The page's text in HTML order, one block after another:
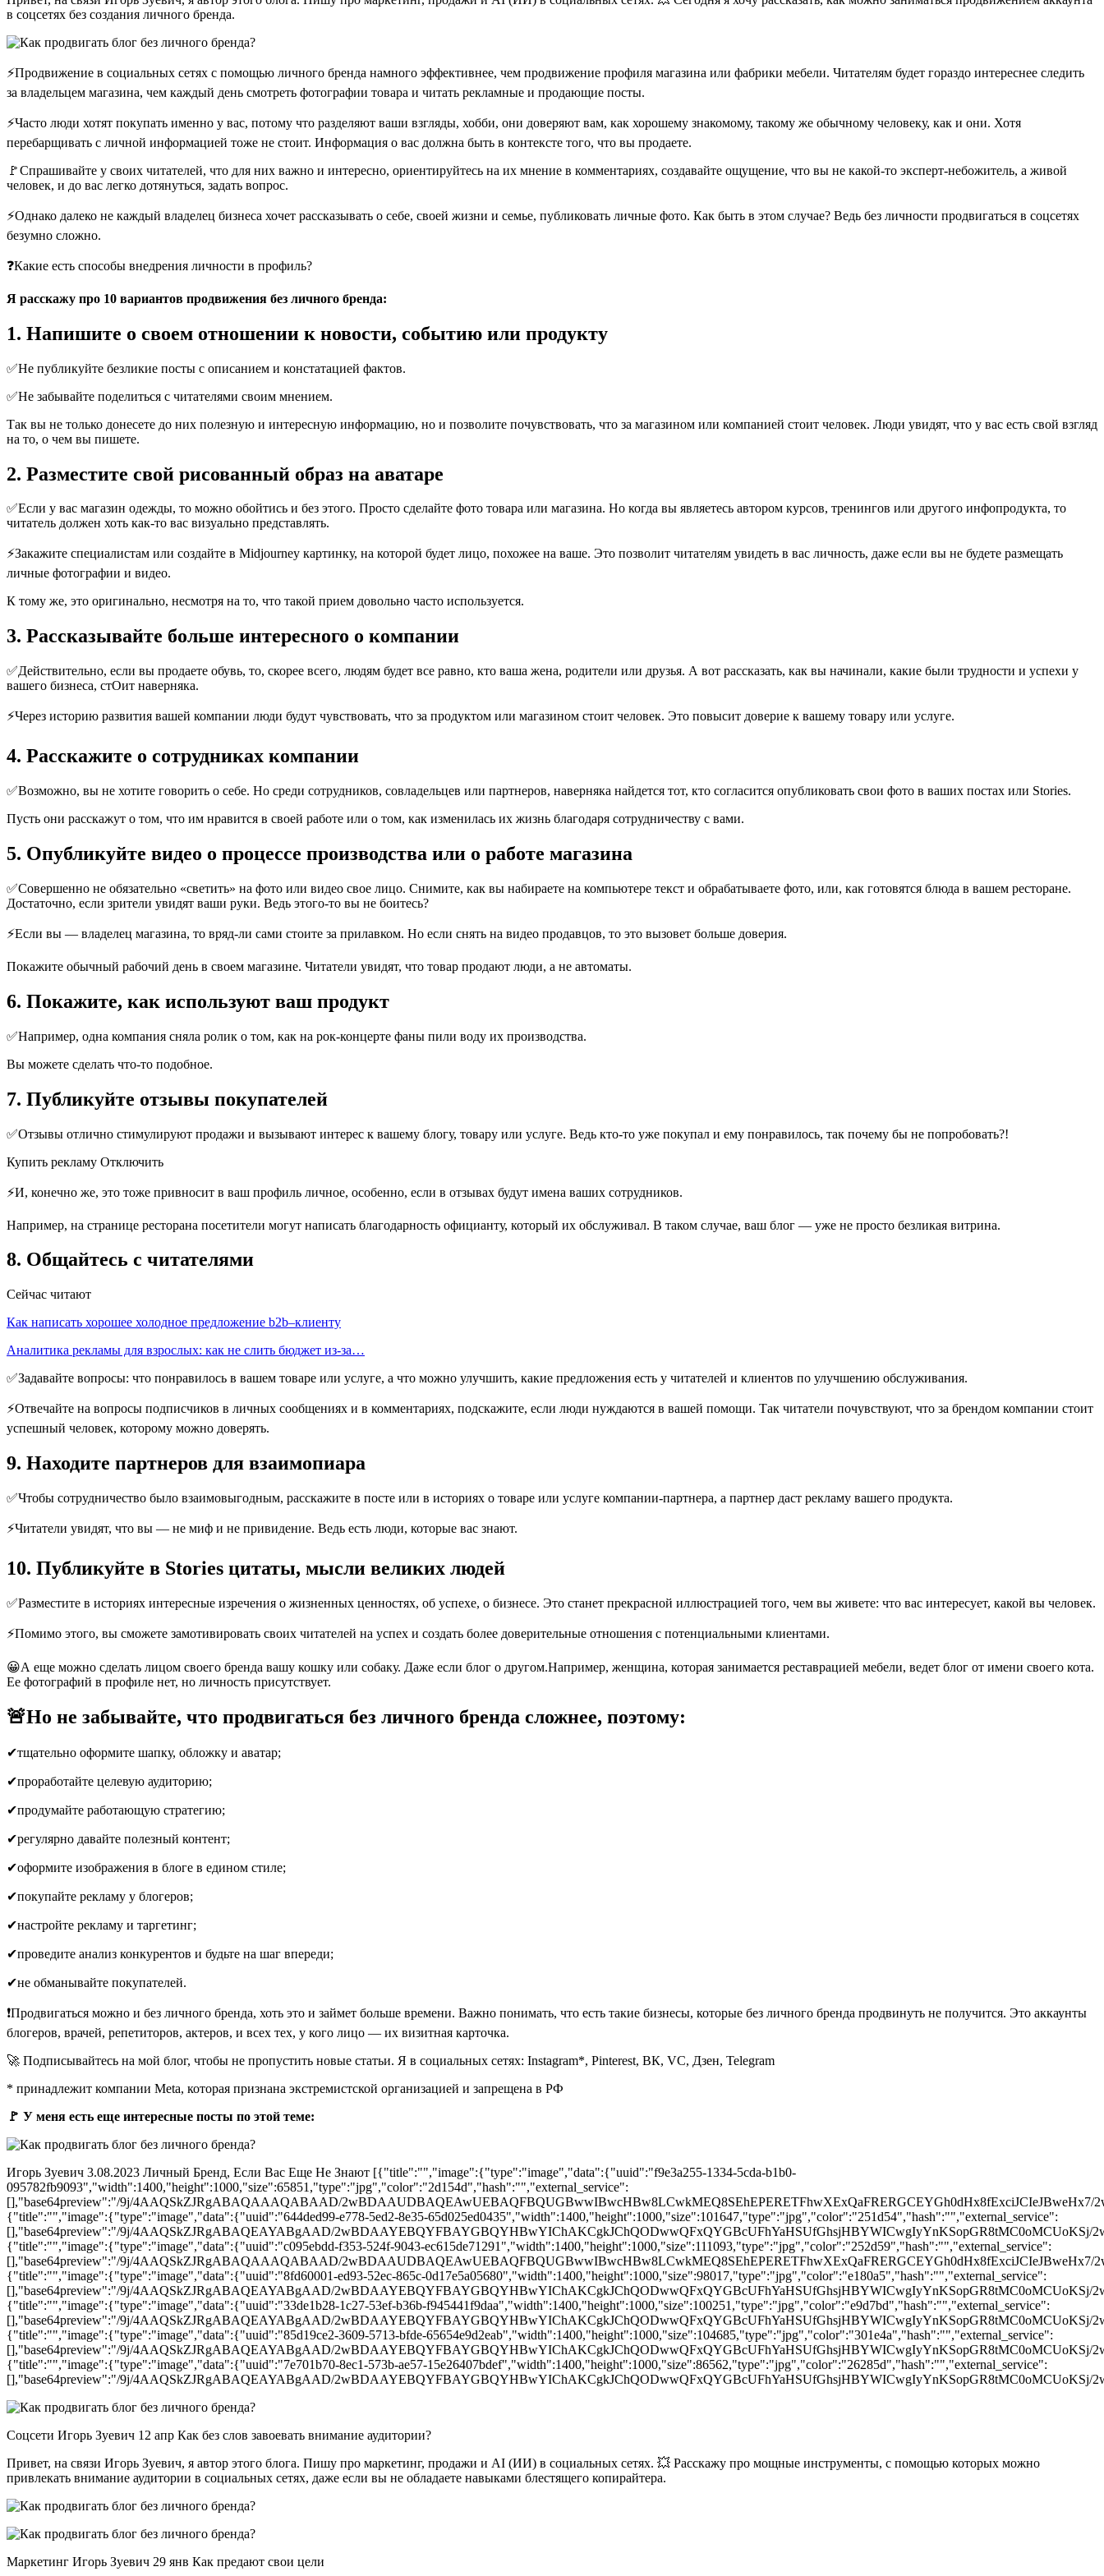
в соцсетях без создания личного бренда.
⚡Продвижение в социальных сетях с помощью личного бренда намного эффективнее, чем продвижение профиля магазина или фабрики мебели. Читателям будет гораздо интереснее следить
за владельцем магазина, чем каждый день смотреть фотографии товара и читать рекламные и продающие посты.
⚡Часто люди хотят покупать именно у вас, потому что разделяют ваши взгляды, хобби, они доверяют вам, как хорошему знакомому, такому же обычному человеку, как и они. Хотя
перебарщивать с личной информацией тоже не стоит. Информация о вас должна быть в контексте того, что вы продаете.
🚩Спрашивайте у своих читателей, что для них важно и интересно, ориентируйтесь на их мнение в комментариях, создавайте ощущение, что вы не какой-то эксперт-небожитель, а живой
человек, и до вас легко дотянуться, задать вопрос.
⚡Однако далеко не каждый владелец бизнеса хочет рассказывать о себе, своей жизни и семье, публиковать личные фото. Как быть в этом случае? Ведь без личности продвигаться в соцсетях
безумно сложно.
❓Какие есть способы внедрения личности в профиль?
Я расскажу про 10 вариантов продвижения без личного бренда:
1. Напишите о своем отношении к новости, событию или продукту
✅Не публикуйте безликие посты с описанием и констатацией фактов.
✅Не забывайте поделиться с читателями своим мнением.
Так вы не только донесете до них полезную и интересную информацию, но и позволите почувствовать, что за магазином или компанией стоит человек. Люди увидят, что у вас есть свой взгляд
на то, о чем вы пишете.
2. Разместите свой рисованный образ на аватаре
✅Если у вас магазин одежды, то можно обойтись и без этого. Просто сделайте фото товара или магазина. Но когда вы являетесь автором курсов, тренингов или другого инфопродукта, то
читатель должен хоть как-то вас визуально представлять.
⚡Закажите специалистам или создайте в Midjourney картинку, на которой будет лицо, похожее на ваше. Это позволит читателям увидеть в вас личность, даже если вы не будете размещать
личные фотографии и видео.
К тому же, это оригинально, несмотря на то, что такой прием довольно часто используется.
3. Рассказывайте больше интересного о компании
✅Действительно, если вы продаете обувь, то, скорее всего, людям будет все равно, кто ваша жена, родители или друзья. А вот рассказать, как вы начинали, какие были трудности и успехи у
вашего бизнеса, стОит наверняка.
⚡Через историю развития вашей компании люди будут чувствовать, что за продуктом или магазином стоит человек. Это повысит доверие к вашему товару или услуге.
4. Расскажите о сотрудниках компании
✅Возможно, вы не хотите говорить о себе. Но среди сотрудников, совладельцев или партнеров, наверняка найдется тот, кто согласится опубликовать свои фото в ваших постах или Stories.
Пусть они расскажут о том, что им нравится в своей работе или о том, как изменилась их жизнь благодаря сотрудничеству с вами.
5. Опубликуйте видео о процессе производства или о работе магазина
✅Совершенно не обязательно «светить» на фото или видео свое лицо. Снимите, как вы набираете на компьютере текст и обрабатываете фото, или, как готовятся блюда в вашем ресторане.
Достаточно, если зрители увидят ваши руки. Ведь этого-то вы не боитесь?
⚡Если вы — владелец магазина, то вряд-ли сами стоите за прилавком. Но если снять на видео продавцов, то это вызовет больше доверия.
Покажите обычный рабочий день в своем магазине. Читатели увидят, что товар продают люди, а не автоматы.
6. Покажите, как используют ваш продукт
✅Например, одна компания сняла ролик о том, как на рок-концерте фаны пили воду их производства.
Вы можете сделать что-то подобное.
7. Публикуйте отзывы покупателей
✅Отзывы отлично стимулируют продажи и вызывают интерес к вашему блогу, товару или услуге. Ведь кто-то уже покупал и ему понравилось, так почему бы не попробовать?!
Купить рекламу Отключить
⚡И, конечно же, это тоже привносит в ваш профиль личное, особенно, если в отзывах будут имена ваших сотрудников.
Например, на странице ресторана посетители могут написать благодарность официанту, который их обслуживал. В таком случае, ваш блог — уже не просто безликая витрина.
8. Общайтесь с читателями
Сейчас читают
Как написать хорошее холодное предложение b2b–клиенту
Аналитика рекламы для взрослых: как не слить бюджет из-за…
✅Задавайте вопросы: что понравилось в вашем товаре или услуге, а что можно улучшить, какие предложения есть у читателей и клиентов по улучшению обслуживания.
⚡Отвечайте на вопросы подписчиков в личных сообщениях и в комментариях, подскажите, если люди нуждаются в вашей помощи. Так читатели почувствуют, что за брендом компании стоит
успешный человек, которому можно доверять.
9. Находите партнеров для взаимопиара
✅Чтобы сотрудничество было взаимовыгодным, расскажите в посте или в историях о товаре или услуге компании-партнера, а партнер даст рекламу вашего продукта.
⚡Читатели увидят, что вы — не миф и не привидение. Ведь есть люди, которые вас знают.
10. Публикуйте в Stories цитаты, мысли великих людей
✅Разместите в историях интересные изречения о жизненных ценностях, об успехе, о бизнесе. Это станет прекрасной иллюстрацией того, чем вы живете: что вас интересует, какой вы человек.
⚡Помимо этого, вы сможете замотивировать своих читателей на успех и создать более доверительные отношения с потенциальными клиентами.
😀А еще можно сделать лицом своего бренда вашу кошку или собаку. Даже если блог о другом.Например, женщина, которая занимается реставрацией мебели, ведет блог от имени своего кота.
Ее фотографий в профиле нет, но личность присутствует.
🚨Но не забывайте, что продвигаться без личного бренда сложнее, поэтому:
✔тщательно оформите шапку, обложку и аватар;
✔проработайте целевую аудиторию;
✔продумайте работающую стратегию;
✔регулярно давайте полезный контент;
✔оформите изображения в блоге в едином стиле;
✔покупайте рекламу у блогеров;
✔настройте рекламу и таргетинг;
✔проведите анализ конкурентов и будьте на шаг впереди;
✔не обманывайте покупателей.
❗Продвигаться можно и без личного бренда, хоть это и займет больше времени. Важно понимать, что есть такие бизнесы, которые без личного бренда продвинуть не получится. Это аккаунты
блогеров, врачей, репетиторов, актеров, и всех тех, у кого лицо — их визитная карточка.
🚀 Подписывайтесь на мой блог, чтобы не пропустить новые статьи. Я в социальных сетях: Instagram*, Pinterest, ВК, VC, Дзен, Telegram
* принадлежит компании Meta, которая признана экстремистской организацией и запрещена в РФ
🚩 У меня есть еще интересные посты по этой теме:
Игорь Зуевич 3.08.2023 Личный Бренд, Если Вас Еще Не Знают [{"title":"","image":{"type":"image","data":{"uuid":"f9e3a255-1334-5cda-b1b0-
095782fb9093","width":1400,"height":1000,"size":65851,"type":"jpg","color":"2d154d","hash":"","external_service":
[],"base64preview":"/9j/4AAQSkZJRgABAQAAAQABAAD/
{"title":"","image":{"type":"image","data":{"uuid":"644ded99-e778-5ed2-8e35-65d025ed0435","width":1400,"height":1000,"size":101647,"type":"jpg","color":"251d54","hash":"","external_service":
[],"base64preview":"/9j/4AAQSkZJRgABAQEAYABgAAD/
{"title":"","image":{"type":"image","data":{"uuid":"c095ebdd-f353-524f-9043-ec615de71291","width":1400,"height":1000,"size":111093,"type":"jpg","color":"252d59","hash":"","external_service":
[],"base64preview":"/9j/4AAQSkZJRgABAQAAAQABAAD/
{"title":"","image":{"type":"image","data":{"uuid":"8fd60001-ed93-52ec-865c-0d17e5a05680","width":1400,"height":1000,"size":98017,"type":"jpg","color":"e180a5","hash":"","external_service":
[],"base64preview":"/9j/4AAQSkZJRgABAQEAYABgAAD/
{"title":"","image":{"type":"image","data":{"uuid":"33de1b28-1c27-53ef-b36b-f945441f9daa","width":1400,"height":1000,"size":100251,"type":"jpg","color":"e9d7bd","hash":"","external_service":
[],"base64preview":"/9j/4AAQSkZJRgABAQEAYABgAAD/
{"title":"","image":{"type":"image","data":{"uuid":"85d19ce2-3609-5713-bfde-65654e9d2eab","width":1400,"height":1000,"size":104685,"type":"jpg","color":"301e4a","hash":"","external_service":
[],"base64preview":"/9j/4AAQSkZJRgABAQEAYABgAAD/
{"title":"","image":{"type":"image","data":{"uuid":"7e701b70-8ec1-573b-ae57-15e26407bdef","width":1400,"height":1000,"size":86562,"type":"jpg","color":"26285d","hash":"","external_service":
[],"base64preview":"/9j/4AAQSkZJRgABAQEAYABgAAD/
Соцсети Игорь Зуевич 12 апр Как без слов завоевать внимание аудитории?
Привет, на связи Игорь Зуевич, я автор этого блога. Пишу про маркетинг, продажи и AI (ИИ) в социальных сетях. 💥 Расскажу про мощные инструменты, с помощью которых можно
привлекать внимание аудитории в социальных сетях, даже если вы не обладаете навыками блестящего копирайтера.
Маркетинг Игорь Зуевич 29 янв Как предают свои цели